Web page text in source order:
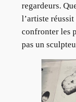
regardeurs.
l’artiste
confronter les
pas un